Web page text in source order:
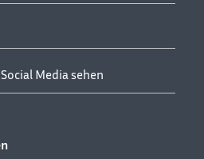
Media sehen